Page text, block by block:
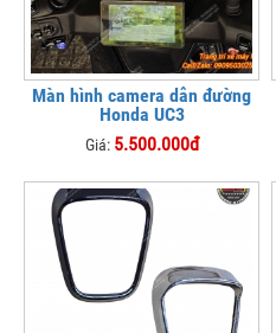
Màn hình camera dẫn đường
Honda UC3
Giá: 5.500.000đ